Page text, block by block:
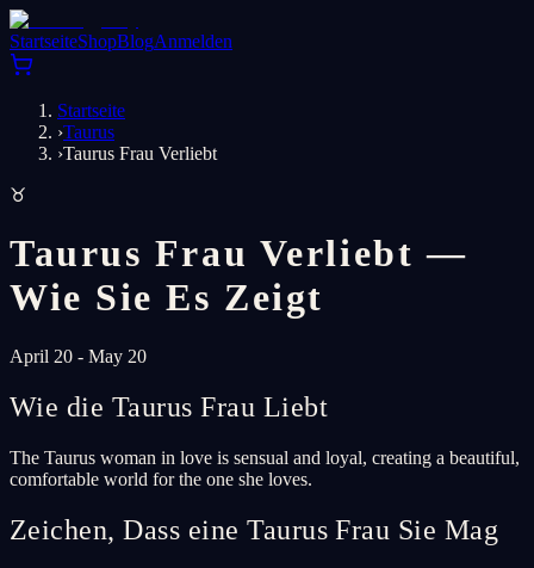
StartseiteShopBlogAnmelden
Startseite
›Taurus
›Taurus Frau Verliebt
♉
Taurus Frau Verliebt —
Wie Sie Es Zeigt
April 20 - May 20
Wie die Taurus Frau Liebt
The Taurus woman in love is sensual and loyal, creating a beautiful,
comfortable world for the one she loves.
Zeichen, Dass eine Taurus Frau Sie Mag